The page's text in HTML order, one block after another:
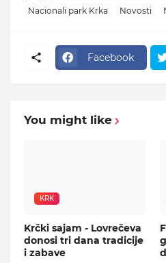
Nacionali park Krka
Novosti
Facebook
You might like
KRK
Krčki sajam - Lovrečeva
donosi tri dana tradicije
i zabave